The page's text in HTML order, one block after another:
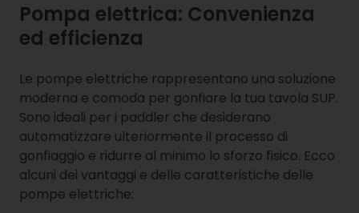
Pompa elettrica: Convenienza
ed efficienza
Le pompe elettriche rappresentano una soluzione
moderna e comoda per gonfiare la tua tavola SUP.
Sono ideali per i paddler che desiderano
automatizzare ulteriormente il processo di
gonfiaggio e ridurre al minimo lo sforzo fisico. Ecco
alcuni dei vantaggi e delle caratteristiche delle
pompe elettriche: